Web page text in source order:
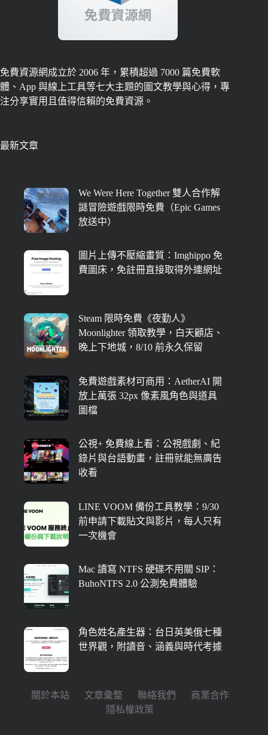
免費資源網成立於 2006 年，累積超過 7000 篇免費軟
體、App 與線上工具等七大主題的圖文教學與心得，專
注分享實用且值得信賴的免費資源。
最新文章
We Were Here Together 雙人合作解
謎冒險遊戲限時免費（Epic Games
放送中）
圖片上傳不壓縮畫質：Imghippo 免
費圖床，免註冊直接取得外連網址
Steam 限時免費《夜勤人》
Moonlighter 領取教學，白天顧店、
晚上下地城，8/10 前永久保留
免費遊戲素材可商用：AetherAI 開
放上萬張 32px 像素風角色與道具
圖檔
公視+ 免費線上看：公視戲劇、紀
錄片與台語動畫，註冊就能無廣告
收看
LINE VOOM 備份工具教學：9/30
前申請下載貼文與影片，每人只有
一次機會
Mac 讀寫 NTFS 硬碟不用關 SIP：
BuhoNTFS 2.0 公測免費體驗
角色姓名產生器：台日英美俄七種
世界觀，附讀音、涵義與時代考據
關於本站 文章彙整 聯絡我們
商業合作
隱私權政策